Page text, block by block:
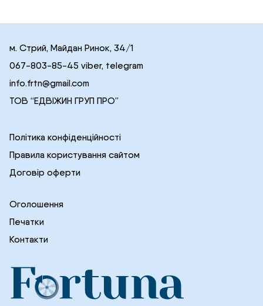
м. Стрий, Майдан Ринок, 34/1
067-803-85-45 viber, telegram
info.frtn@gmail.com
ТОВ “ЕДВІЖИН ГРУП ПРО”
Політика конфіденційності
Правила користування сайтом
Договір оферти
Оголошення
Печатки
Контакти